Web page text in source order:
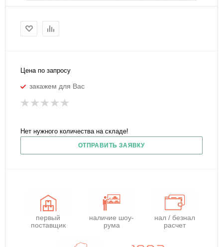
Цена по запросу
закажем для Вас
Нет нужного количества на складе!
ОТПРАВИТЬ ЗАЯВКУ
первый
поставщик
наличие шоу-
рума
нал / безнал
расчет